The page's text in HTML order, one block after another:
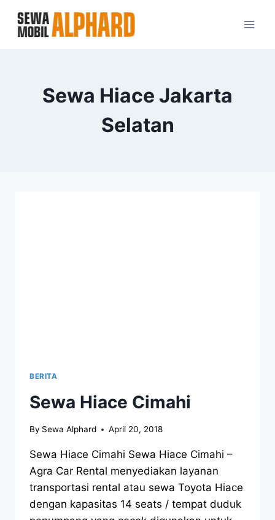
content
Sewa Hiace Jakarta
Selatan
BERITA
Sewa Hiace Cimahi
By Sewa Alphard April 20, 2018
Sewa Hiace Cimahi Sewa Hiace Cimahi –
Agra Car Rental menyediakan layanan
transportasi rental atau sewa Toyota Hiace
dengan kapasitas 14 seats / tempat duduk